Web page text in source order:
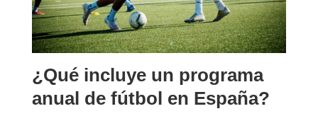
¿Qué incluye un programa
anual de fútbol en España?